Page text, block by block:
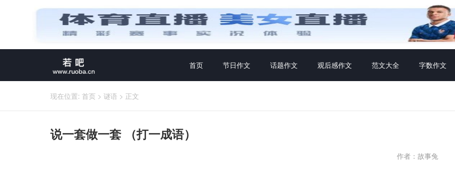
首页 节日作文 话题作文 观后感作文 范文大全 字数作文
现在位置: 首页 > 谜语 > 正文
说一套做一套 （打一成语）
作者：故事兔